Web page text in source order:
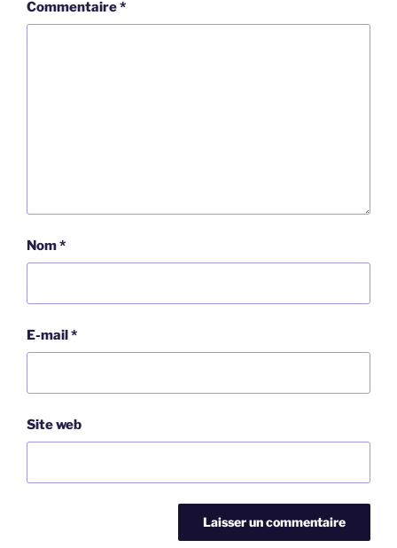
Commentaire*
Nom*
E-mail*
Site web